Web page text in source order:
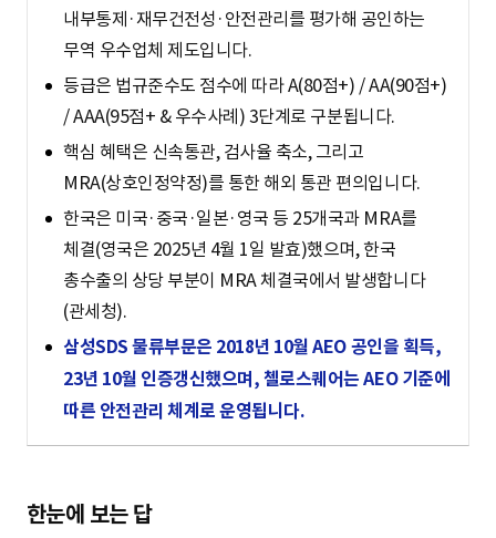
내부통제·재무건전성·안전관리를 평가해 공인하는
무역 우수업체 제도입니다.
등급은 법규준수도 점수에 따라 A(80점+) / AA(90점+)
/ AAA(95점+ & 우수사례) 3단계로 구분됩니다.
핵심 혜택은 신속통관, 검사율 축소, 그리고
MRA(상호인정약정)를 통한 해외 통관 편의입니다.
한국은 미국·중국·일본·영국 등 25개국과 MRA를
체결(영국은 2025년 4월 1일 발효)했으며, 한국
총수출의 상당 부분이 MRA 체결국에서 발생합니다
(관세청).
삼성SDS 물류부문은 2018년 10월 AEO 공인을 획득,
23년 10월 인증갱신했으며, 첼로스퀘어는 AEO 기준에
따른 안전관리 체계로 운영됩니다.
한눈에 보는 답